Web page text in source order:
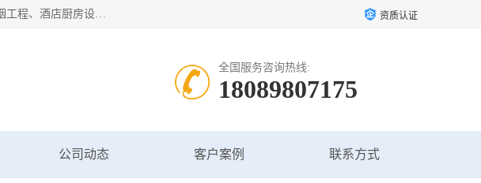
海南鑫艺达通风设备有限公司是一家海南通风设备工厂，主要从事：消防排烟工程、油烟净化工程、厨房排烟工程、酒店厨房设备、新风排风系统、镀锌铁皮管道加工、暖通工程、通风管道安装、消防火阀百叶风口等业务。公司拥有管道及配件一体化工厂生产线，良好的售后服务，良好的设计团队，良好的施工团队、良好管理人员，掌握畅通丰富的信息、市场渠道。 资质认证
全国服务咨询热线:
18089807175
公司动态 客户案例 联系方式